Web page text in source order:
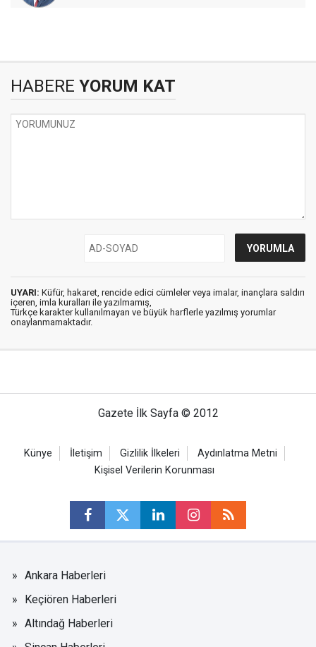
HABERE YORUM KAT
UYARI: Küfür, hakaret, rencide edici cümleler veya imalar, inançlara saldırı
içeren, imla kuralları ile yazılmamış,
Türkçe karakter kullanılmayan ve büyük harflerle yazılmış yorumlar
onaylanmamaktadır.
Gazete İlk Sayfa © 2012
Künye İletişim Gizlilik İlkeleri
Aydınlatma Metni
Kişisel Verilerin Korunması
Ankara Haberleri
Keçiören Haberleri
Altındağ Haberleri